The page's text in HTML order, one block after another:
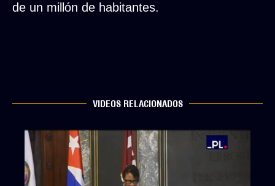
de un millón de habitantes.
VIDEOS RELACIONADOS